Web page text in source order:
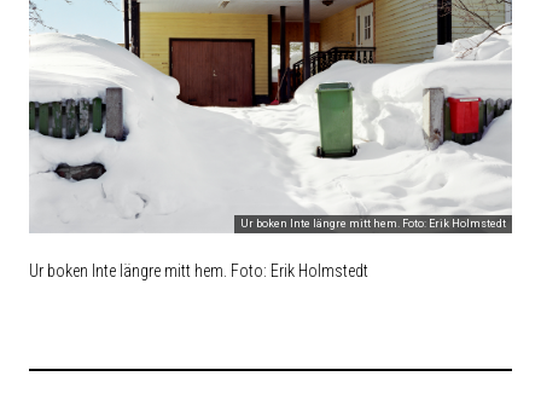
Ur boken Inte längre mitt hem. Foto: Erik Holmstedt
Ur boken Inte längre mitt hem. Foto: Erik Holmstedt